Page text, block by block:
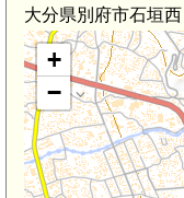
大分県別府市石垣西
+
−